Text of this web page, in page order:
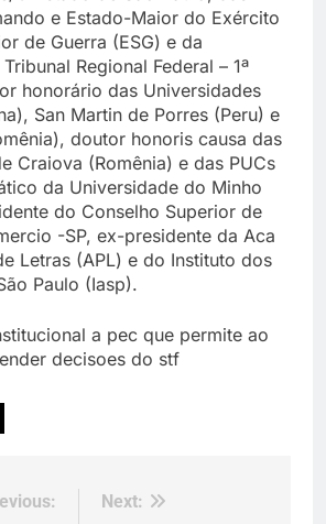
e Estado-Maior do Exército
de Guerra (ESG) e da
Regional Federal – 1ª
honorário das Universidades
San Martin de Porres (Peru) e
doutor honoris causa das
Craiova (Romênia) e das PUCs
da Universidade do Minho
do Conselho Superior de
-SP, ex-presidente da Aca
Letras (APL) e do Instituto dos
Paulo (Iasp).
Next: